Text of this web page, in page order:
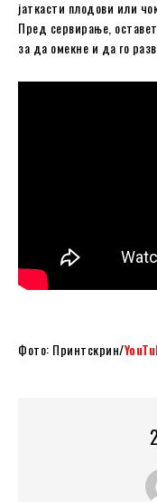
јаткасти плодови или
Пред сервирање,
за да омекне и да го
Фото: Принтскрин/